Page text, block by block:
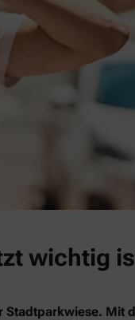
wichtig
Stadtparkwiese. Mit